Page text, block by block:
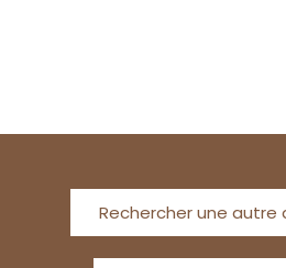
Rechercher une autre